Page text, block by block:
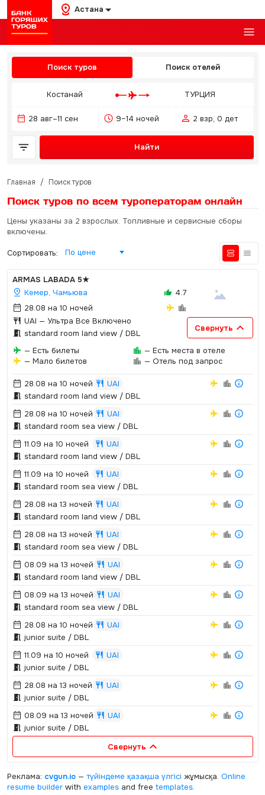
Астана
Поиск туров Поиск отелей
Костанай ТУРЦИЯ
28 авг–11 сен 9–14 ночей 2 взр, 0 дет
Найти
Главная / Поиск туров
Поиск туров по всем туроператорам онлайн
Цены указаны за 2 взрослых. Топливные и сервисные сборы
включены.
Сортировать: По цене
ARMAS LABADA 5★
Кемер, Чамьюва
28.08 на 10 ночей
UAI — Ультра Все Включено
4.7
standard room land view / DBL
Свернуть
— Есть билеты
— Мало билетов
— Есть места в отеле
— Отель под запрос
28.08 на 10 ночей
UAI
standard room land view / DBL
28.08 на 10 ночей
UAI
standard room sea view / DBL
11.09 на 10 ночей
UAI
standard room land view / DBL
11.09 на 10 ночей
UAI
standard room sea view / DBL
28.08 на 13 ночей
UAI
standard room land view / DBL
28.08 на 13 ночей
UAI
standard room sea view / DBL
08.09 на 13 ночей
UAI
standard room land view / DBL
08.09 на 13 ночей
UAI
standard room sea view / DBL
28.08 на 10 ночей
UAI
junior suite / DBL
11.09 на 10 ночей
UAI
junior suite / DBL
28.08 на 13 ночей
UAI
junior suite / DBL
08.09 на 13 ночей
UAI
junior suite / DBL
Свернуть
Реклама: cvgun.io— түйіндеме қазақша үлгісі жұмысқа. Online
resume builderwith examplesand free templates.